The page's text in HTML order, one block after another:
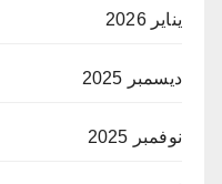
يناير 2026
ديسمبر 2025
نوفمبر 2025